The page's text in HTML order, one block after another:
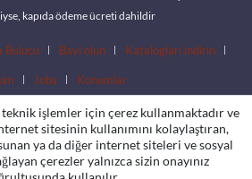
kapıda ödeme ücreti dahildir
Bulucu Bayi olun Katalogları indirin
Jobs Konumlar
işlemler için çerez kullanmaktadır ve
sitesinin kullanımını kolaylaştıran,
ya da diğer internet siteleri ve sosyal
çerezler yalnızca sizin onayınız